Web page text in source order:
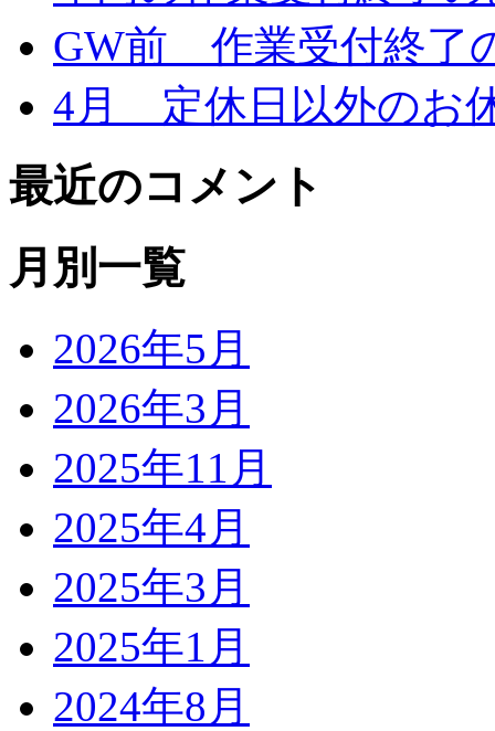
GW前 作業受付終了
4月 定休日以外のお
最近のコメント
月別一覧
2026年5月
2026年3月
2025年11月
2025年4月
2025年3月
2025年1月
2024年8月